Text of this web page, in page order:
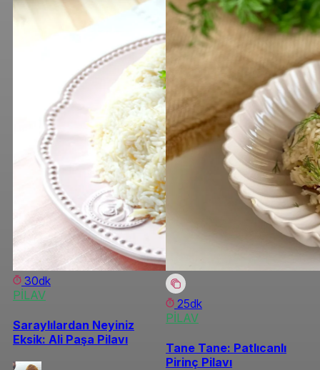
30dk
PİLAV
Saraylılardan Neyiniz
Eksik: Ali Paşa Pilavı
25dk
PİLAV
Tane Tane: Patlıcanlı
Pirinç Pilavı